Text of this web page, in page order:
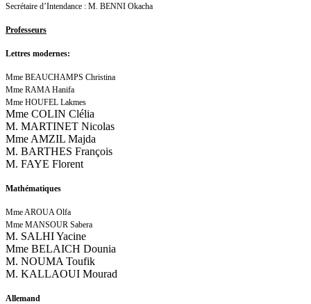
Secrétaire d’Intendance : M. BENNI Okacha
Professeurs
Lettres modernes:
Mme BEAUCHAMPS Christina
Mme RAMA Hanifa
Mme HOUFEL Lakmes
Mme COLIN Clélia
M. MARTINET Nicolas
Mme AMZIL Majda
M. BARTHES François
M. FAYE Florent
Mathématiques
Mme AROUA Olfa
Mme MANSOUR Sabera
M. SALHI Yacine
Mme BELAICH Dounia
M. NOUMA Toufik
M. KALLAOUI Mourad
Allemand